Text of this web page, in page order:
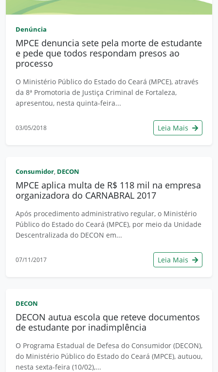
Denúncia
MPCE denuncia sete pela morte de estudante
e pede que todos respondam presos ao
processo
O Ministério Público do Estado do Ceará (MPCE), através
da 8ª Promotoria de Justiça Criminal de Fortaleza,
apresentou, nesta quinta-feira...
03/05/2018 Leia Mais
Consumidor, DECON
MPCE aplica multa de R$ 118 mil na empresa
organizadora do CARNABRAL 2017
Após procedimento administrativo regular, o Ministério
Público do Estado do Ceará (MPCE), por meio da Unidade
Descentralizada do DECON em...
07/11/2017 Leia Mais
DECON
DECON autua escola que reteve documentos
de estudante por inadimplência
O Programa Estadual de Defesa do Consumidor (DECON),
do Ministério Público do Estado do Ceará (MPCE), autuou,
nesta sexta-feira (10/02),...